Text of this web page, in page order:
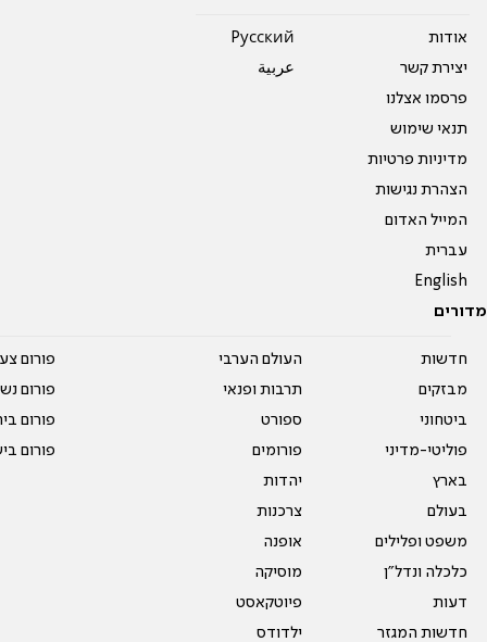
אודות
יצירת קשר
פרסמו אצלנו
תנאי שימוש
מדיניות פרטיות
הצהרת נגישות
המייל האדום
עברית
English
Pусский
عربية
מדורים
חדשות
מבזקים
ביטחוני
פוליטי-מדיני
בארץ
בעולם
משפט ופלילים
כלכלה ונדל"ן
דעות
חדשות המגזר
העולם הערבי
תרבות ופנאי
ספורט
פורומים
יהדות
צרכנות
אופנה
מוסיקה
פיוטקאסט
ילדודס
פורום
פורום
פורום
פורום